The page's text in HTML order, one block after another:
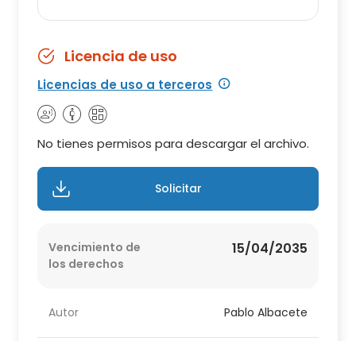
Licencia de uso
Licencias de uso a terceros
No tienes permisos para descargar el archivo.
Solicitar
Vencimiento de
los derechos
15/04/2035
Autor Pablo Albacete